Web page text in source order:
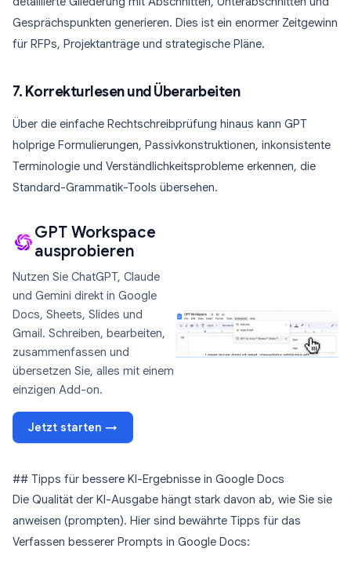
Gesprächspunkten generieren. Dies ist ein enormer Zeitgewinn
für RFPs, Projektanträge und strategische Pläne.
7. Korrekturlesen und Überarbeiten
Über die einfache Rechtschreibprüfung hinaus kann GPT
holprige Formulierungen, Passivkonstruktionen, inkonsistente
Terminologie und Verständlichkeitsprobleme erkennen, die
Standard-Grammatik-Tools übersehen.
GPT Workspace
ausprobieren
Nutzen Sie ChatGPT, Claude
und Gemini direkt in Google
Docs, Sheets, Slides und
Gmail. Schreiben, bearbeiten,
zusammenfassen und
übersetzen Sie, alles mit einem
einzigen Add-on.
Jetzt starten →
## Tipps für bessere KI-Ergebnisse in Google Docs
Die Qualität der KI-Ausgabe hängt stark davon ab, wie Sie sie
anweisen (prompten). Hier sind bewährte Tipps für das
Verfassen besserer Prompts in Google Docs: